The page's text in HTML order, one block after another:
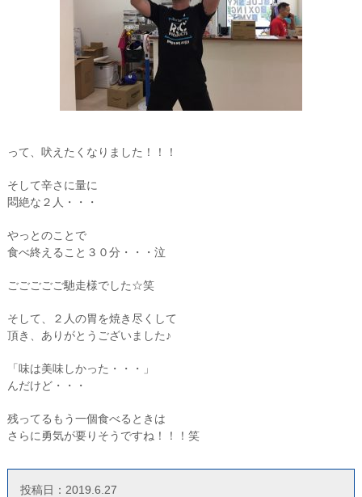
って、吠えたくなりました！！！
そして辛さに量に
悶絶な２人・・・
やっとのことで
食べ終えること３０分・・・泣
ごごごごご馳走様でした☆笑
そして、２人の胃を焼き尽くして
頂き、ありがとうございました♪
「味は美味しかった・・・」
んだけど・・・
残ってるもう一個食べるときは
さらに勇気が要りそうですね！！！笑
投稿日：2019.6.27